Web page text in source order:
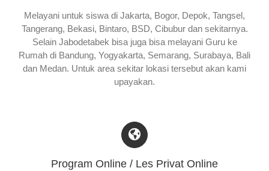
Melayani untuk siswa di Jakarta, Bogor, Depok, Tangsel,
Tangerang, Bekasi, Bintaro, BSD, Cibubur dan sekitarnya.
Selain Jabodetabek bisa juga bisa melayani Guru ke
Rumah di Bandung, Yogyakarta, Semarang, Surabaya, Bali
dan Medan. Untuk area sekitar lokasi tersebut akan kami
upayakan.
Program Online / Les Privat Online